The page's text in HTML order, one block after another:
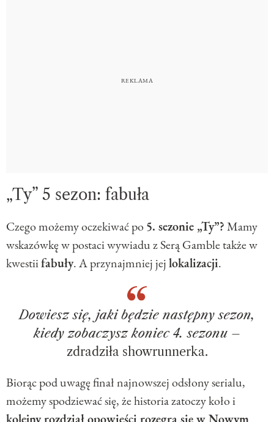
„Ty” 5 sezon: fabuła
Czego możemy oczekiwać po5. sezonie „Ty”?Mamy
wskazówkę w postaci wywiadu z Serą Gamble także w
kwestiifabuły. A przynajmniej jejlokalizacji.
Dowiesz się, jaki będzie następny sezon,
kiedy zobaczysz koniec 4. sezonu –
zdradziła showrunnerka.
Biorąc pod uwagę finał najnowszej odsłony serialu,
możemy spodziewać się, że historia zatoczy koło i